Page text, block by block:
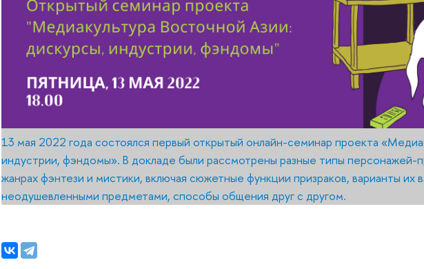
13 мая 2022 года состоялся первый открытый онлайн-семинар проекта
индустрии, фэндомы». В докладе были рассмотрены разные типы персонажей-
жанрах фэнтези и мистики, включая сюжетные функции призраков, варианты
неодушевленными предметами, способы общения друг с другом.